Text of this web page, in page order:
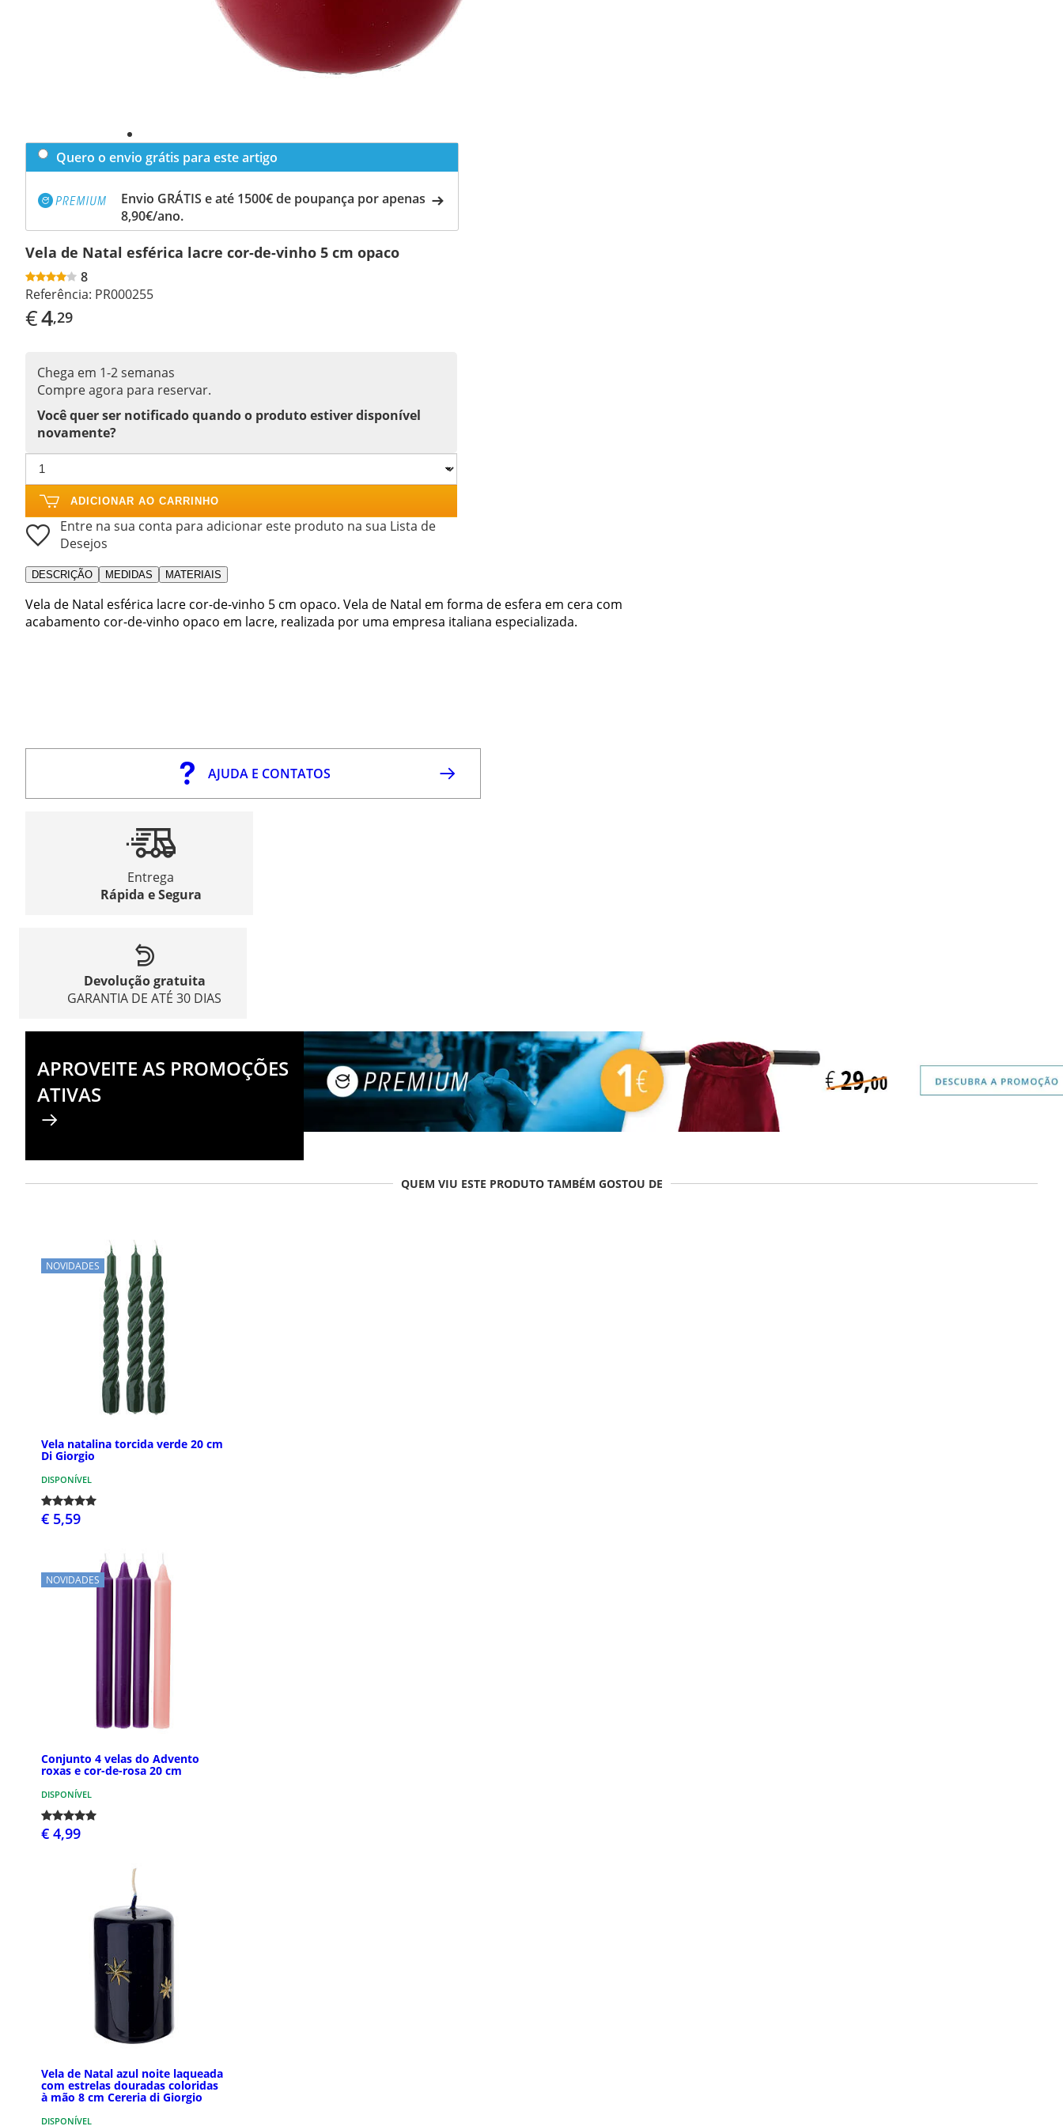
Quero o envio grátis para este artigo
Envio GRÁTIS e até 1500€ de poupança por apenas
8,90€/ano.
Vela de Natal esférica lacre cor-de-vinho 5 cm opaco
8
Referência: PR000255
€4,29
Chega em 1-2 semanas
Compre agora para reservar.
Você quer ser notificado quando o produto estiver disponível
novamente?
ADICIONAR AO CARRINHO
Entre na sua conta para adicionar este produto na sua Lista de
Desejos
DESCRIÇÃO MEDIDAS MATERIAIS
Vela de Natal esférica lacre cor-de-vinho 5 cm opaco. Vela de Natal em forma de esfera em cera com
acabamento cor-de-vinho opaco em lacre, realizada por uma empresa italiana especializada.
AJUDA E CONTATOS
Entrega
Rápida e Segura
Devolução gratuita
GARANTIA DE ATÉ 30 DIAS
APROVEITE AS PROMOÇÕES
ATIVAS
QUEM VIU ESTE PRODUTO TAMBÉM GOSTOU DE
NOVIDADES
Vela natalina torcida verde 20 cm
Di Giorgio
DISPONÍVEL
€ 5,59
NOVIDADES
Conjunto 4 velas do Advento
roxas e cor-de-rosa 20 cm
DISPONÍVEL
€ 4,99
Vela de Natal azul noite laqueada
com estrelas douradas coloridas
à mão 8 cm Cereria di Giorgio
DISPONÍVEL